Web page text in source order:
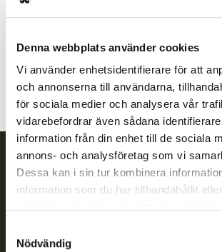
Denna webbplats använder cookies
Vi använder enhetsidentifierare för att
och annonserna till användarna,
för sociala medier och analysera vår
vidarebefordrar även sådana
information från din enhet till de sociala
annons- och analysföretag som vi
Dessa kan i sin tur kombinera
information som du har tillhandahållit
Nödvändig
toivakka@rhy.riista.fi
Finlands viltcentral
jaktvårdsföreningarnas verksamhet, ser till
verkställs och svarar för de offentliga